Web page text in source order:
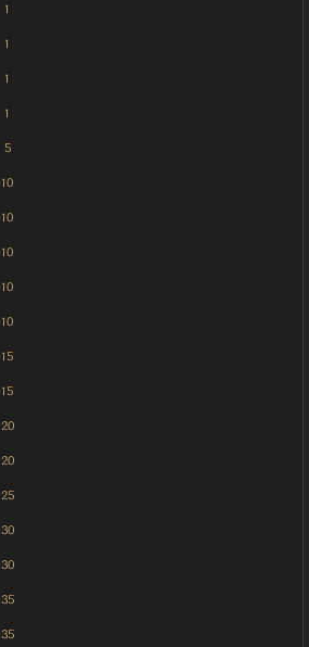
1
1
1
1
5
10
10
10
10
10
15
15
20
20
25
30
30
35
35